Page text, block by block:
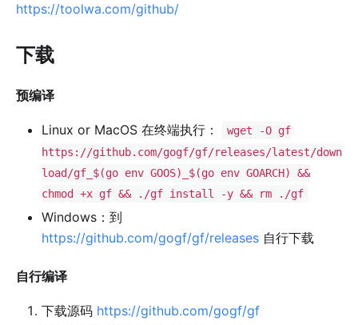
https://toolwa.com/github/
下载
预编译
Linux or MacOS 在终端执行：
wget -O gf
https://github.com/gogf/gf/releases/latest/down
load/gf_$(go env GOOS)_$(go env GOARCH) &&
chmod +x gf && ./gf install -y && rm ./gf
Windows：到
https://github.com/gogf/gf/releases 自行下载
自行编译
下载源码 https://github.com/gogf/gf